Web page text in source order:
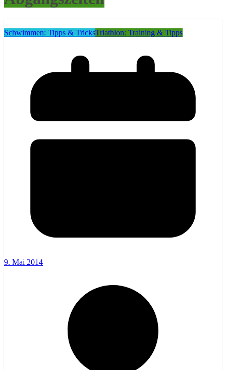
Schwimmen: Tipps & TricksTriathlon: Training & Tipps
9. Mai 2014